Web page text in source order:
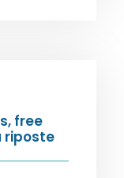
free
riposte